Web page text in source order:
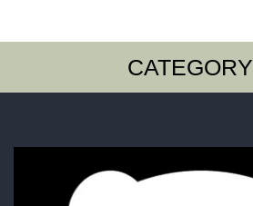
CATEGORY
T-SHIRTS LONG SLEEVE T
ACCESSORY